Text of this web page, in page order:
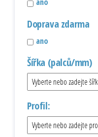
ano
Doprava zdarma
ano
Šířka (palců/mm)
Profil: